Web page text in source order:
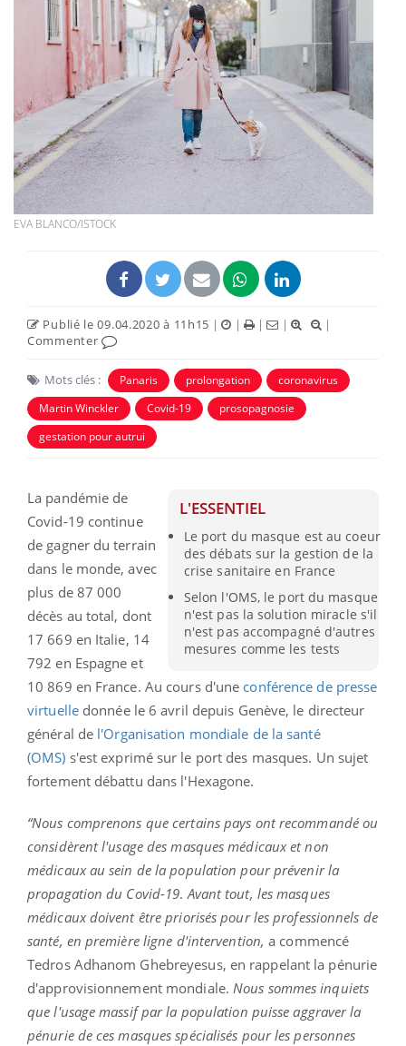
EVA BLANCO/ISTOCK
Publié le 09.04.2020 à 11h15 | | | |
|
Commenter
Mots clés : Panaris prolongation
coronavirus
Martin Winckler
Covid-19
prosopagnosie
gestation pour autrui
L'ESSENTIEL
Le port du masque est au coeur
des débats sur la gestion de la
crise sanitaire en France
Selon l'OMS, le port du masque
n'est pas la solution miracle s'il
n'est pas accompagné d'autres
mesures comme les tests
La pandémie de
Covid-19 continue
de gagner du terrain
dans le monde, avec
plus de 87 000
décès au total, dont
17 669 en Italie, 14
792 en Espagne et
10 869 en France. Au cours d'une conférence de presse
virtuelledonnée le 6 avril depuis Genève, le directeur
général de l'Organisation mondiale de la santé
(OMS) s'est exprimé sur le port des masques. Un sujet
fortement débattu dans l'Hexagone.
“Nous comprenons que certains pays ont recommandé ou
considèrent l'usage des masques médicaux et non
médicaux au sein de la population pour prévenir la
propagation du Covid-19.Avant tout, les masques
médicaux doivent être priorisés pour les professionnels de
santé, en première ligne d'intervention, a commencé
Tedros Adhanom Ghebreyesus, en rappelant la pénurie
d'approvisionnement mondiale. Nous sommes inquiets
que l'usage massif par la population puisse aggraver la
pénurie de ces masques spécialisés pour les personnes